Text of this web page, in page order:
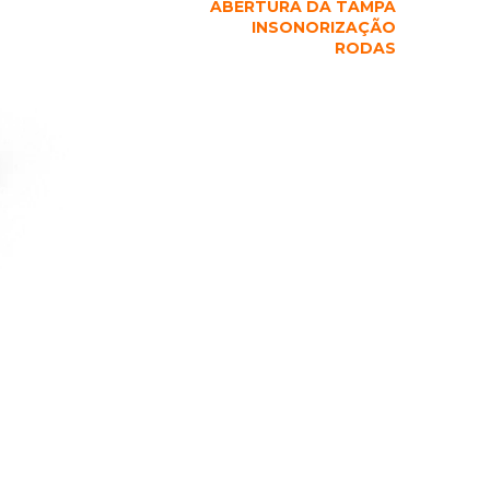
ABERTURA DA TAMPA
INSONORIZAÇÃO
RODAS